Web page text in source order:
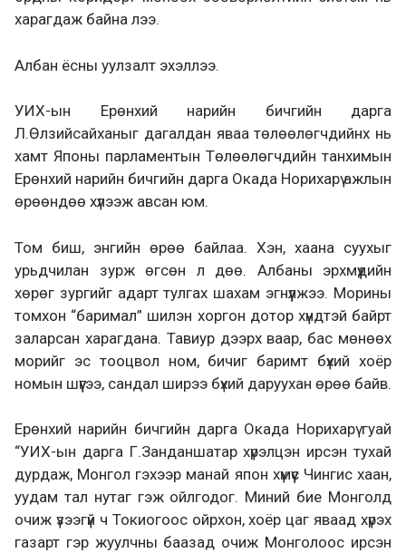
харагдаж байна лээ.
Албан ёсны уулзалт эхэллээ.
УИХ-ын Ерөнхий нарийн бичгийн дарга
Л.Өлзийсайханыг дагалдан яваа төлөөлөгчдийнх нь
хамт Японы парламентын Төлөөлөгчдийн танхимын
Ерөнхий нарийн бичгийн дарга Окада Норихарү ажлын
өрөөндөө хүлээж авсан юм.
Том биш, энгийн өрөө байлаа. Хэн, хаана суухыг
урьдчилан зурж өгсөн л дөө. Албаны эрхмүүдийн
хөрөг зургийг адарт тулгах шахам эгнүүлжээ. Морины
томхон “баримал” шилэн хоргон дотор хүндтэй байрт
заларсан харагдана. Тавиур дээрх ваар, бас мөнөөх
морийг эс тооцвол ном, бичиг баримт бүхий хоёр
номын шүүгээ, сандал ширээ бүхий даруухан өрөө байв.
Ерөнхий нарийн бичгийн дарга Окада Норихарү гуай
“УИХ-ын дарга Г.Занданшатар хүрэлцэн ирсэн тухай
дурдаж, Монгол гэхээр манай япон хүмүүс Чингис хаан,
уудам тал нутаг гэж ойлгодог. Миний бие Монголд
очиж үзээгүй ч Токиогоос ойрхон, хоёр цаг яваад хүрэх
газарт гэр жуулчны баазад очиж Монголоос ирсэн